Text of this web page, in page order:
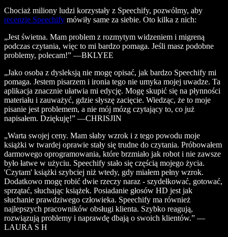
Chociaż miliony ludzi korzystały z Speechify, pozwólmy, aby
recenzje Speechify mówiły same za siebie. Oto kilka z nich:
„Jest świetna. Mam problem z rozmytym widzeniem i migreną
podczas czytania, więc to mi bardzo pomaga. Jeśli masz podobne
problemy, polecam!” —BKLYEE
„Jako osoba z dysleksją nie mogę opisać, jak bardzo Speechify mi
pomaga. Jestem pisarzem i ironia tego nie umyka mojej uwadze. Ta
aplikacja znacznie ułatwia mi edycję. Mogę skupić się na płynności
materiału i zauważyć, gdzie słyszę zacięcie. Wiedząc, że to moje
pisanie jest problemem, a nie mój mózg czytający to, co już
napisałem. Dziękuję!” —CHRISJIN
„Warta swojej ceny. Mam słaby wzrok i z tego powodu moje
książki w twardej oprawie stały się trudne do czytania. Próbowałem
darmowego oprogramowania, które brzmiało jak robot i nie zawsze
było łatwe w użyciu. Speechify stało się częścią mojego życia.
'Czytam' książki szybciej niż wtedy, gdy miałem pełny wzrok.
Dodatkowo mogę robić dwie rzeczy naraz - szydełkować, gotować,
sprzątać, słuchając książek. Posiadanie głosów HD jest jak
słuchanie prawdziwego człowieka. Speechify ma również
najlepszych pracowników obsługi klienta. Szybko reagują,
rozwiązują problemy i naprawdę dbają o swoich klientów.” —
LAURA S H